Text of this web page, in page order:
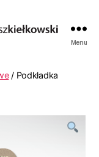
Menu
/ Podkładka